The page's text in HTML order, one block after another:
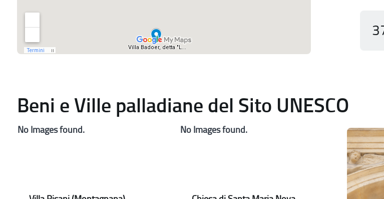
Beni e Ville palladiane del Sito UNESCO
No Images found. No Images found.